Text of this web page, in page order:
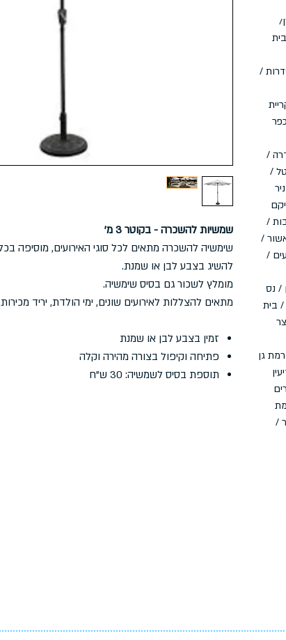
שמשיות להשכרה - בקוטר 3 מ'
שימשיה להשכרה מתאים לכל סוגי האירועים, מוסיפה בכל
להשיג בצבע לבן או שמנת.
מומלץ לשכור גם בסיס שימשיה.
מתאים להצללות לאירועים שונים, ימי הולדת, יריד
זמין בצבע לבן או שמנת
פתיחה וקיפול בצורה מהירה וקלה
תוספת בסיס לשמשיה: 30 ש"ח
/
/
/
/
/
/
/ נס
/ בית
גן
/